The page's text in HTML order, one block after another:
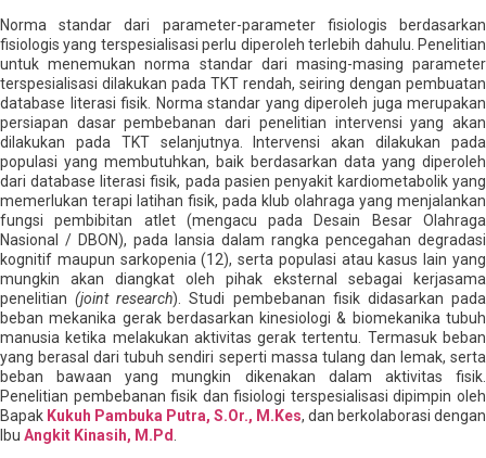
Norma standar dari parameter-parameter fisiologis berdasarkan
fisiologis yang terspesialisasi perlu diperoleh terlebih dahulu. Penelitian
untuk menemukan norma standar dari masing-masing parameter
terspesialisasi dilakukan pada TKT rendah, seiring dengan pembuatan
database literasi fisik. Norma standar yang diperoleh juga merupakan
persiapan dasar pembebanan dari penelitian intervensi yang akan
dilakukan pada TKT selanjutnya. Intervensi akan dilakukan pada
populasi yang membutuhkan, baik berdasarkan data yang diperoleh
dari database literasi fisik, pada pasien penyakit kardiometabolik yang
memerlukan terapi latihan fisik, pada klub olahraga yang menjalankan
fungsi pembibitan atlet (mengacu pada Desain Besar Olahraga
Nasional / DBON), pada lansia dalam rangka pencegahan degradasi
kognitif maupun sarkopenia (12), serta populasi atau kasus lain yang
mungkin akan diangkat oleh pihak eksternal sebagai kerjasama
penelitian(joint research). Studi pembebanan fisik didasarkan pada
beban mekanika gerak berdasarkan kinesiologi & biomekanika tubuh
manusia ketika melakukan aktivitas gerak tertentu. Termasuk beban
yang berasal dari tubuh sendiri seperti massa tulang dan lemak, serta
beban bawaan yang mungkin dikenakan dalam aktivitas fisik.
Penelitian pembebanan fisik dan fisiologi terspesialisasi dipimpin oleh
Bapak Kukuh Pambuka Putra, S.Or., M.Kes, dan berkolaborasi dengan
Ibu Angkit Kinasih, M.Pd